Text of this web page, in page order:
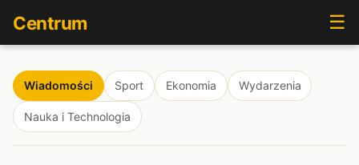
Centrum ☰
Wiadomości Sport Ekonomia Wydarzenia
Nauka i Technologia